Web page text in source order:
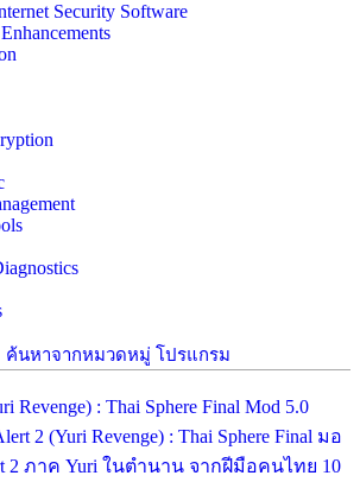
Security Software
ค้นหาจากหมวดหมู่ โปรแกรม
Revenge) : Thai Sphere Final Mod 5.0
2 (Yuri Revenge) : Thai Sphere Final มอ
2 ภาค Yuri ในตำนาน จากฝีมือคนไทย 10